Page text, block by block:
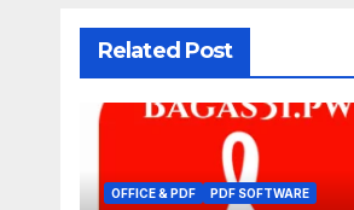
Related Post
OFFICE & PDF PDF SOFTWARE